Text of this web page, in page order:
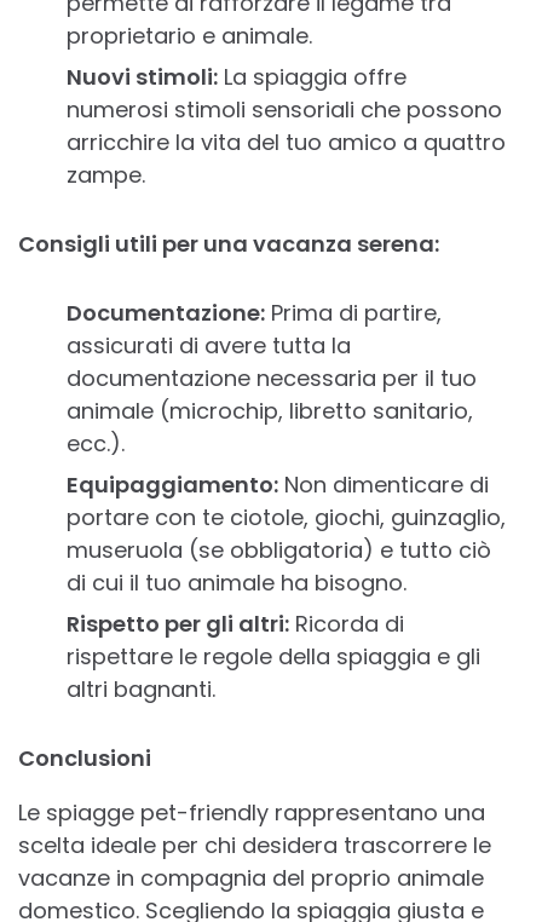
proprietario e animale.
Nuovi stimoli: La spiaggia offre
numerosi stimoli sensoriali che possono
arricchire la vita del tuo amico a quattro
zampe.
Consigli utili per una vacanza serena:
Documentazione: Prima di partire,
assicurati di avere tutta la
documentazione necessaria per il tuo
animale (microchip, libretto sanitario,
ecc.).
Equipaggiamento: Non dimenticare di
portare con te ciotole, giochi, guinzaglio,
museruola (se obbligatoria) e tutto ciò
di cui il tuo animale ha bisogno.
Rispetto per gli altri: Ricorda di
rispettare le regole della spiaggia e gli
altri bagnanti.
Conclusioni
Le spiagge pet-friendly rappresentano una
scelta ideale per chi desidera trascorrere le
vacanze in compagnia del proprio animale
domestico. Scegliendo la spiaggia giusta e